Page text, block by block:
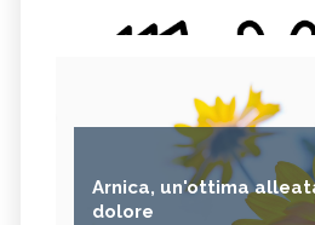
Arnica, un'ottima
dolore